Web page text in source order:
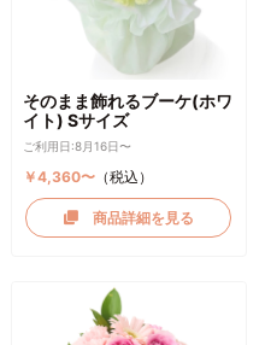
そのまま飾れるブーケ(ホワ
イト) Sサイズ
ご利用日:8月16日〜
￥4,360〜 （税込）
商品詳細を見る